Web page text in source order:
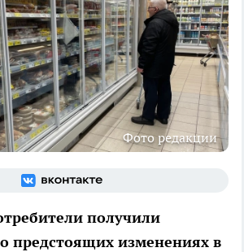
Фото редакции
получили
предстоящих изменениях в